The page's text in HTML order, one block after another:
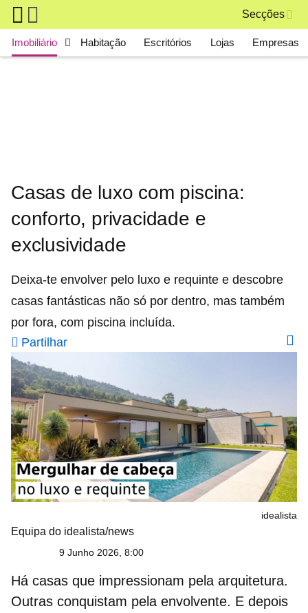
Skip to main content
Secções
Main navigation
Imobiliário Habitação Escritórios Lojas Empresas
Casas de luxo com piscina:
conforto, privacidade e
exclusividade
Deixa-te envolver pelo luxo e requinte e descobre
casas fantásticas não só por dentro, mas também
por fora, com piscina incluída.
Partilhar
idealista
Equipa do idealista/news
9 Junho 2026, 8:00
Há casas que impressionam pela arquitetura.
Outras conquistam pela envolvente. E depois